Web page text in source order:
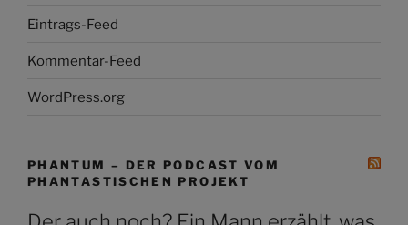
Eintrags-Feed
Kommentar-Feed
WordPress.org
PHANTUM – DER PODCAST VOM
PHANTASTISCHEN PROJEKT